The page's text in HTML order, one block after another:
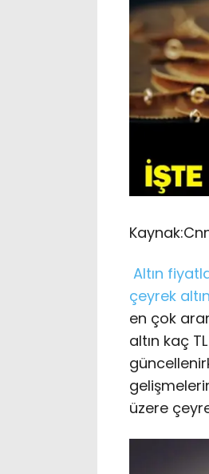
Kaynak:
Altın
çeyrek altın
en çok
altın kaç
üzere